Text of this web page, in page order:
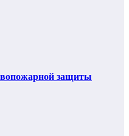
защиты